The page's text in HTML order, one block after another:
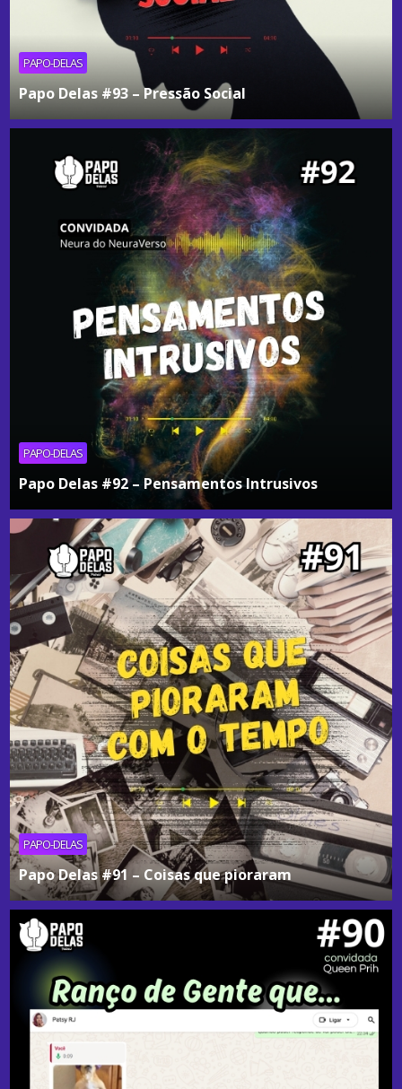
PAPO-DELAS
Papo Delas #93 – Pressão Social
PAPO-DELAS
Papo Delas #92 – Pensamentos Intrusivos
PAPO-DELAS
Papo Delas #91 – Coisas que pioraram